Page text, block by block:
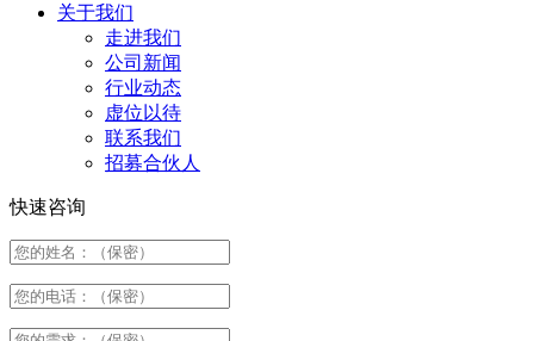
关于我们
走进我们
公司新闻
行业动态
虚位以待
联系我们
招募合伙人
快速咨询